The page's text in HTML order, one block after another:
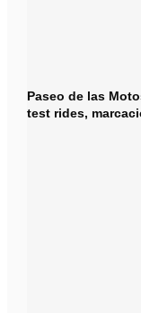
Paseo de las
test rides,